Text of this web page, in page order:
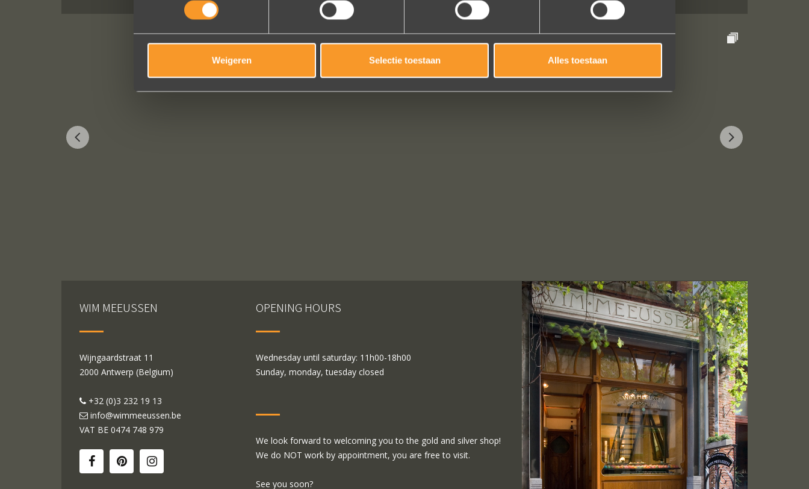
Weigeren Selectie toestaan Alles toestaan
WIM MEEUSSEN
Wijngaardstraat 11
2000 Antwerp (Belgium)
+32 (0)3 232 19 13
info@wimmeeussen.be
VAT BE 0474 748 979
OPENING HOURS
Wednesday until saturday: 11h00-18h00
Sunday, monday, tuesday closed
We look forward to welcoming you to the gold and silver shop!
We do NOT work by appointment, you are free to visit.
See you soon?